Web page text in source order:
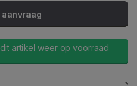
artikel weer op voorraad